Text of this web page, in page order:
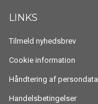
LINKS
Tilmeld nyhedsbrev
Cookie information
Håndtering af persondata
Handelsbetingelser